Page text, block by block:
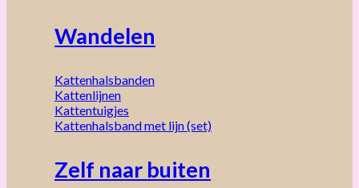
Wandelen
Kattenhalsbanden
Kattenlijnen
Kattentuigjes
Kattenhalsband met lijn (set)
Zelf naar buiten